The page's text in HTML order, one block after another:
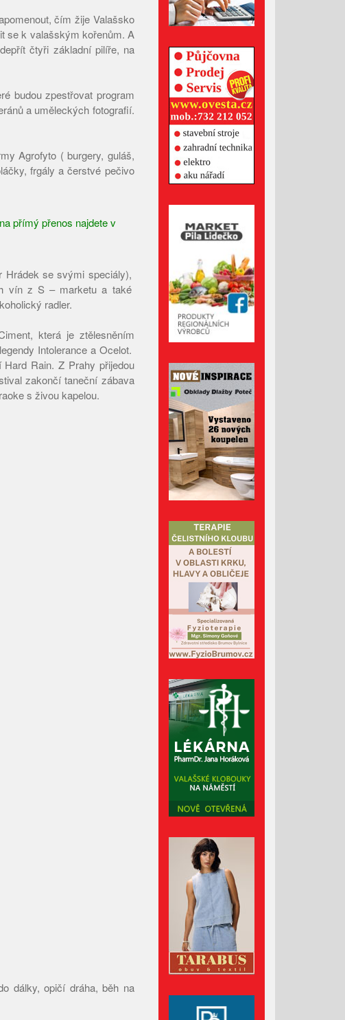
Únor 2026
Prosinec 2025
Listopad 2025
Říjen 2025
Září 2025
Srpen 2025
Červenec 2025
Červen 2025
Květen 2025
Duben 2025
Březen 2025
Únor 2025
Leden 2025
Prosinec 2024
Listopad 2024
Říjen 2024
Září 2024
Srpen 2024
Červenec 2024
Červen 2024
Květen 2024
Duben 2024
Březen 2024
Leden 2024
Prosinec 2023
Listopad 2023
Říjen 2023
Září 2023
Srpen 2023
Červenec 2023
Květen 2023
Duben 2023
Březen 2023
Únor 2023
Leden 2023
Prosinec 2022
Listopad 2022
Září 2022
Srpen 2022
Červenec 2022
Červen 2022
Květen 2022
Duben 2022
Březen 2022
Únor 2022
Leden 2022
čím žije Valašsko
se k valašským kořenům. A
čtyři základní pilíře, na
budou zpestřovat program
a uměleckých fotografií.
Agrofyto ( burgery, guláš,
frgály a čerstvé pečivo
přímý přenos najdete v
Hrádek se svými speciály),
vín z S – marketu a také
radler.
která je ztělesněním
Intolerance a Ocelot.
Rain. Z Prahy přijedou
zakončí taneční zábava
s živou kapelou.
dálky, opičí dráha, běh na